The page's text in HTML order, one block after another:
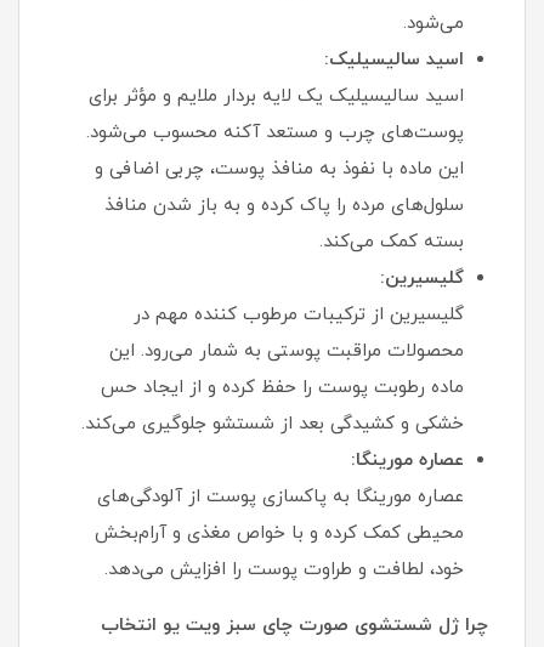
می‌شود.
اسید سالیسیلیک:
اسید سالیسیلیک یک لایه‌ بردار ملایم و مؤثر برای
پوست‌های چرب و مستعد آکنه محسوب می‌شود.
این ماده با نفوذ به منافذ پوست، چربی اضافی و
سلول‌های مرده را پاک کرده و به باز شدن منافذ
بسته کمک می‌کند.
گلیسیرین:
گلیسیرین از ترکیبات مرطوب‌ کننده مهم در
محصولات مراقبت پوستی به شمار می‌رود. این
ماده رطوبت پوست را حفظ کرده و از ایجاد حس
خشکی و کشیدگی بعد از شستشو جلوگیری می‌کند.
عصاره مورینگا:
عصاره مورینگا به پاکسازی پوست از آلودگی‌های
محیطی کمک کرده و با خواص مغذی و آرام‌بخش
خود، لطافت و طراوت پوست را افزایش می‌دهد.
چرا ژل شستشوی صورت چای سبز ویت یو انتخاب